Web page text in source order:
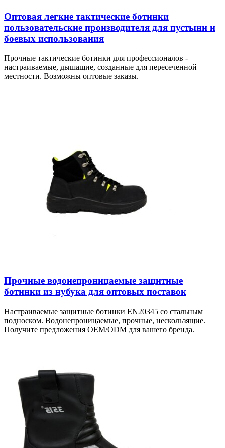
Оптовая легкие тактические ботинки
пользовательские производителя для пустыни и
боевых использования
Прочные тактические ботинки для профессионалов -
настраиваемые, дышащие, созданные для пересеченной
местности. Возможны оптовые заказы.
Прочные водонепроницаемые защитные
ботинки из нубука для оптовых поставок
Настраиваемые защитные ботинки EN20345 со стальным
подноском. Водонепроницаемые, прочные, нескользящие.
Получите предложения OEM/ODM для вашего бренда.